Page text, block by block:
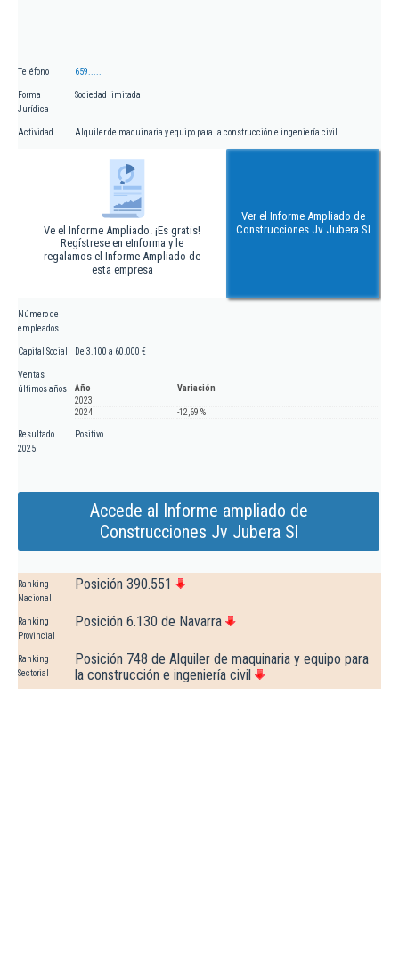
Teléfono 659.....
Forma
Jurídica
Sociedad limitada
Actividad Alquiler de maquinaria y equipo para la construcción e ingeniería civil
Ve el Informe Ampliado. ¡Es gratis!
Regístrese en eInforma y le
regalamos el Informe Ampliado de
esta empresa
Ver el Informe Ampliado de
Construcciones Jv Jubera Sl
Número de
empleados
Capital Social De 3.100 a 60.000 €
Ventas
últimos años
Año
Variación
2023
2024
-12,69 %
Resultado
2025
Positivo
Accede al Informe ampliado de
Construcciones Jv Jubera Sl
Ranking
Nacional
Posición 390.551
Ranking
Provincial
Posición 6.130 de Navarra
Ranking
Sectorial
Posición 748 de Alquiler de maquinaria y equipo para
la construcción e ingeniería civil